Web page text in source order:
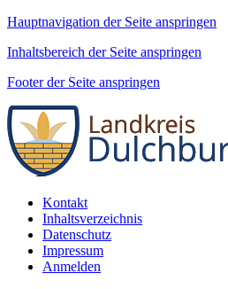
Hauptnavigation der Seite anspringen
Inhaltsbereich der Seite anspringen
Footer der Seite anspringen
Kontakt
Inhaltsverzeichnis
Datenschutz
Impressum
Anmelden